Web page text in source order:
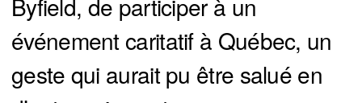
Byfield, de participer à un
événement caritatif à Québec, un
geste qui aurait pu être salué en